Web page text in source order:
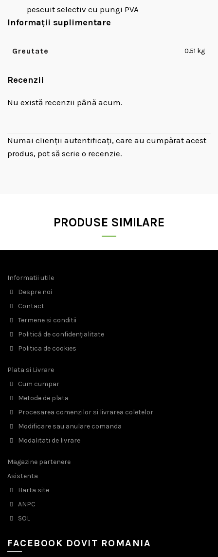
pescuit selectiv cu pungi PVA
Informații suplimentare
Greutate 0.51 kg
Recenzii
Nu există recenzii până acum.
Numai clienții autentificați, care au cumpărat acest
produs, pot să scrie o recenzie.
PRODUSE SIMILARE
Informatii utile
Despre noi
Contact
Termene si conditii
Politică de confidențialitate
Politica de cookies
Plata si Livrare
Cum cumpar
Metode de plata
Procesarea comenzilor si livrarea coletelor
Modificare sau anulare comanda
Modalitati de livrare
Magazine partenere
Asistenta
Harta site
ANPC
SOL
FACEBOOK DOVIT ROMANIA